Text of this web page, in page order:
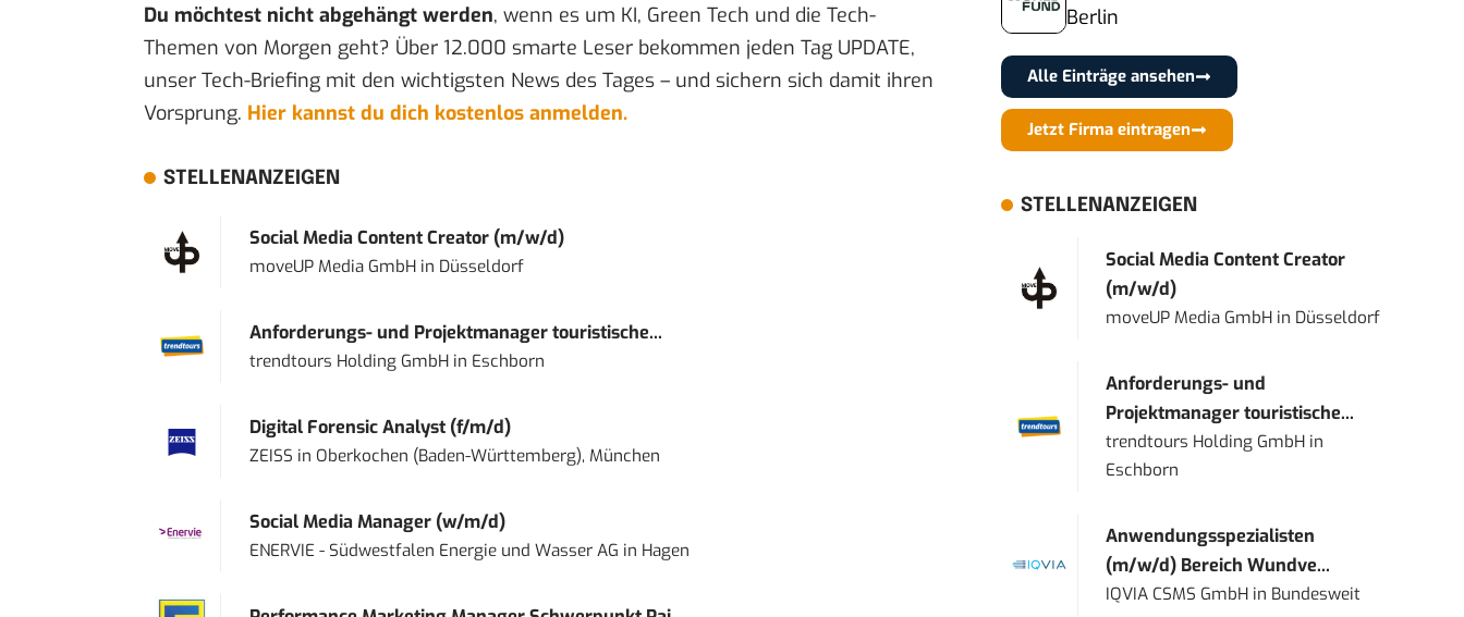
Du möchtest nicht abgehängt werden, wenn es um KI, Green Tech und die Tech-
Themen von Morgen geht? Über 12.000 smarte Leser bekommen jeden Tag UPDATE,
unser Tech-Briefing mit den wichtigsten News des Tages – und sichern sich damit ihren
Vorsprung. Hier kannst du dich kostenlos anmelden.
STELLENANZEIGEN
Social Media Content Creator (m/w/d)
moveUP Media GmbHin Düsseldorf
Anforderungs- und Projektmanager touristische...
trendtours Holding GmbHin Eschborn
Digital Forensic Analyst (f/m/d)
ZEISS in Oberkochen (Baden-Württemberg), München
Social Media Manager (w/m/d)
ENERVIE - Südwestfalen Energie und Wasser AG in Hagen
Berlin
Alle Einträge ansehen
Jetzt Firma eintragen
STELLENANZEIGEN
Social Media Content Creator
(m/w/d)
moveUP Media GmbH in Düsseldorf
Anforderungs- und
Projektmanager touristische...
trendtours Holding GmbH in
Eschborn
Anwendungsspezialisten
(m/w/d) Bereich Wundve...
IQVIA CSMS GmbH in Bundesweit